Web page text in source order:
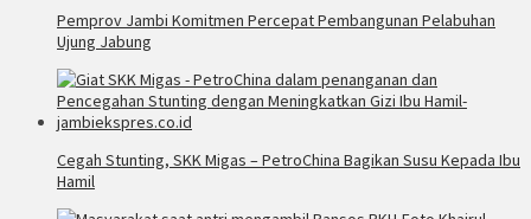
Pemprov Jambi Komitmen Percepat Pembangunan Pelabuhan
Ujung Jabung
Cegah Stunting, SKK Migas – PetroChina Bagikan Susu Kepada Ibu
Hamil